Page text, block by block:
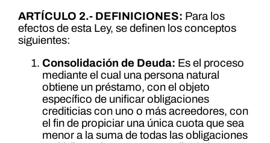
ARTÍCULO 2.- DEFINICIONES: Para los
efectos de esta Ley, se definen los conceptos
siguientes:
Consolidación de Deuda: Es el proceso
mediante el cual una persona natural
obtiene un préstamo, con el objeto
específico de unificar obligaciones
crediticias con uno o más acreedores, con
el fin de propiciar una única cuota que sea
menor a la suma de todas las obligaciones